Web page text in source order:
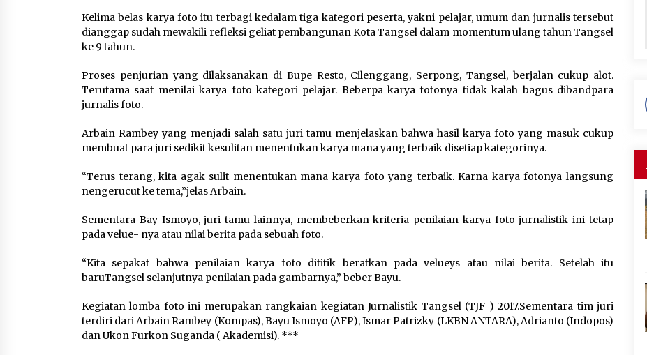
Peran Media Bisa Berdampak
Besar hingga Fatal
Bongkar Korupsi Rp5,49
Miliar: Sewa Pesawat Fiktif,
6 Agustus 2026
Puan Soroti Minimnya Faktor
Keamanan Transportasi Laut
Persaudaraan Manusia,
Megawati Soekarnoputri
Tegaskan Kepemimpinan
Perempuan Bukan Dominasi,
Tapi Merawat Dan Merangkul
Kelima belas karya foto itu terbagi kedalam tiga kategori peserta, yakni pelajar, umum dan jurnalis tersebut
dianggap sudah mewakili refleksi geliat pembangunan Kota Tangsel dalam momentum ulang tahun Tangsel
ke 9 tahun.
Proses penjurian yang dilaksanakan di Bupe Resto, Cilenggang, Serpong, Tangsel, berjalan cukup alot.
Terutama saat menilai karya foto kategori pelajar. Beberpa karya fotonya tidak kalah bagus dibandpara
jurnalis foto.
Arbain Rambey yang menjadi salah satu juri tamu menjelaskan bahwa hasil karya foto yang masuk cukup
membuat para juri sedikit kesulitan menentukan karya mana yang terbaik disetiap kategorinya.
“Terus terang, kita agak sulit menentukan mana karya foto yang terbaik. Karna karya fotonya langsung
nengerucut ke tema,”jelas Arbain.
Sementara Bay Ismoyo, juri tamu lainnya, membeberkan kriteria penilaian karya foto jurnalistik ini tetap
pada velue- nya atau nilai berita pada sebuah foto.
“Kita sepakat bahwa penilaian karya foto dititik beratkan pada velueys atau nilai berita. Setelah itu
baruTangsel selanjutnya penilaian pada gambarnya,” beber Bayu.
Kegiatan lomba foto ini merupakan rangkaian kegiatan Jurnalistik Tangsel (TJF ) 2017.Sementara tim juri
terdiri dari Arbain Rambey (Kompas), Bayu Ismoyo (AFP), Ismar Patrizky (LKBN ANTARA), Adrianto (Indopos)
dan Ukon Furkon Suganda ( Akademisi). ***